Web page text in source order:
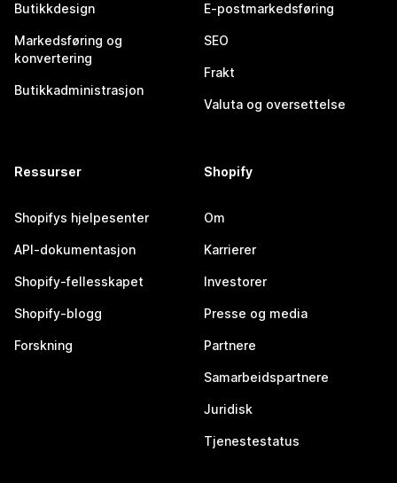
Butikkdesign
Markedsføring og
konvertering
Butikkadministrasjon
E-postmarkedsføring
SEO
Frakt
Valuta og oversettelse
Ressurser
Shopifys hjelpesenter
API-dokumentasjon
Shopify-fellesskapet
Shopify-blogg
Forskning
Shopify
Om
Karrierer
Investorer
Presse og media
Partnere
Samarbeidspartnere
Juridisk
Tjenestestatus